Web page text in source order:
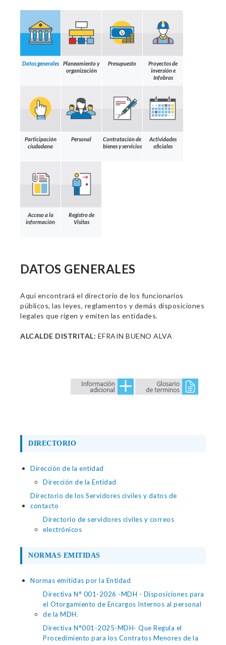
Datos generales
Planeamiento y
organización
Presupuesto
Proyectos de
inversión e
Infobras
Participación
ciudadana
Personal
Contratación de
bienes y servicios
Actividades
oficiales
Acceso a la
información
Registro de
Visitas
DATOS GENERALES
Aquí encontrará el directorio de los funcionarios
públicos, las leyes, reglamentos y demás disposiciones
legales que rigen y emiten las entidades.
ALCALDE DISTRITAL: EFRAIN BUENO ALVA
DIRECTORIO
Dirección de la entidad
Dirección de la Entidad
Directorio de los Servidores civiles y datos de
contacto
Directorio de servidores civiles y correos
electrónicos
NORMAS EMITIDAS
Normas emitidas por la Entidad
Directiva N° 001-2026 -MDH - Disposiciones para
el Otorgamiento de Encargos Internos al personal
de la MDH.
Directiva N°001-2025-MDH- Que Regula el
Procedimiento para los Contratos Menores de la